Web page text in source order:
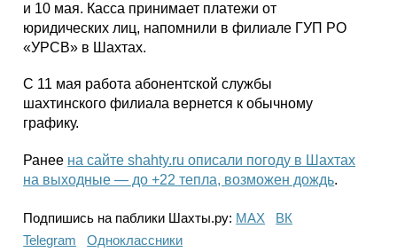
и 10 мая. Касса принимает платежи от
юридических лиц, напомнили в филиале ГУП РО
«УРСВ» в Шахтах.
С 11 мая работа абонентской службы
шахтинского филиала вернется к обычному
графику.
Ранее на сайте shahty.ru описали погоду в Шахтах
на выходные — до +22 тепла, возможен дождь.
Подпишись на паблики Шахты.ру: МАХ
ВК
Telegram
Одноклассники